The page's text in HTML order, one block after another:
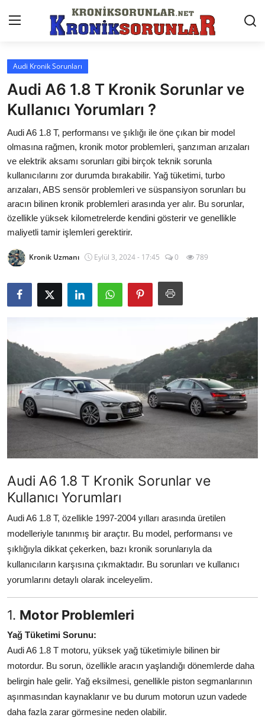
Anasayfa
Markalar
İletişim
Trafik & Cezalar
Sigorta & Kasko
Vergi & ÖTV & MTV
Muayene & Ruhsat
Sorgulamalar
İkinci El & Alım-Satım
Bakım & Arıza Çözümleri
Kiralama & Filo
Sürüş & Güvenlik
Lastik & Jant
Yağlar & Sıvılar
Elektrik & Akü
Klima & Konfor
Aydınlatma & Görüş
Şanzıman & Aktarma
Dizel Sistemler
Multimedya & Elektronik
Audi Kronik Sorunları
Audi A6 1.8 T Kronik Sorunlar ve
Kullanıcı Yorumları ?
Audi A6 1.8 T, performansı ve şıklığı ile öne çıkan bir model
olmasına rağmen, kronik motor problemleri, şanzıman arızaları
ve elektrik aksamı sorunları gibi birçok teknik sorunla
kullanıcılarını zor durumda bırakabilir. Yağ tüketimi, turbo
arızaları, ABS sensör problemleri ve süspansiyon sorunları bu
aracın bilinen kronik problemleri arasında yer alır. Bu sorunlar,
özellikle yüksek kilometrelerde kendini gösterir ve genellikle
maliyetli tamir işlemleri gerektirir.
Kronik Uzmanı Eylül 3, 2024 - 17:45 0 789
Audi A6 1.8 T Kronik Sorunlar ve
Kullanıcı Yorumları
Audi A6 1.8 T, özellikle 1997-2004 yılları arasında üretilen
modelleriyle tanınmış bir araçtır. Bu model, performansı ve
şıklığıyla dikkat çekerken, bazı kronik sorunlarıyla da
kullanıcıların karşısına çıkmaktadır. Bu sorunları ve kullanıcı
yorumlarını detaylı olarak inceleyelim.
1. Motor Problemleri
Yağ Tüketimi Sorunu:
Audi A6 1.8 T motoru, yüksek yağ tüketimiyle bilinen bir
motordur. Bu sorun, özellikle aracın yaşlandığı dönemlerde daha
belirgin hale gelir. Yağ eksilmesi, genellikle piston segmanlarının
aşınmasından kaynaklanır ve bu durum motorun uzun vadede
daha fazla zarar görmesine neden olabilir.